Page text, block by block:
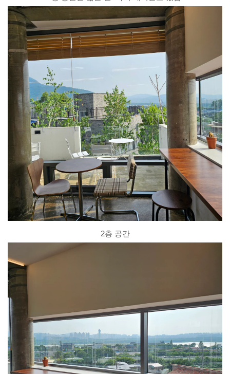
2층 공간